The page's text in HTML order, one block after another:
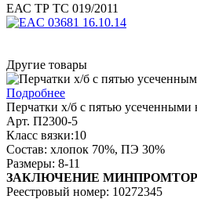
ЕАС ТР ТС 019/2011
Другие товары
Подробнее
Перчатки х/б с пятью
Арт. П2300-5
Класс вязки:10
Состав: хлопок 70%, ПЭ 30%
Размеры: 8-11
ЗАКЛЮЧЕНИЕ
Реестровый номер: 10272345